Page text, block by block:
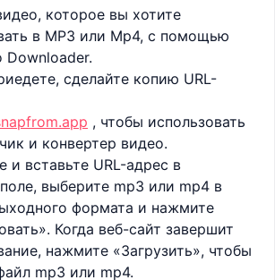
которое вы хотите
в MP3 или Mp4, с помощью
Downloader.
сделайте копию URL-
, чтобы использовать
и конвертер видео.
и вставьте URL-адрес в
выберите mp3 или mp4 в
формата и нажмите
Когда веб-сайт завершит
нажмите «Загрузить», чтобы
mp3 или mp4.